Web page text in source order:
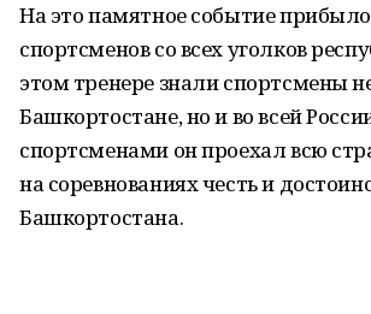
На это памятное событие
спортсменов со всех уголков
этом тренере знали спортсмены
Башкортостане, но и во всей
спортсменами он проехал всю
на соревнованиях честь и
Башкортостана.